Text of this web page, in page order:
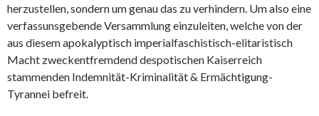
herzustellen, sondern um genau das zu verhindern. Um also eine
verfassunsgebende Versammlung einzuleiten, welche von der
aus diesem apokalyptisch imperialfaschistisch-elitaristisch
Macht zweckentfremdend despotischen Kaiserreich
stammenden Indemnität-Kriminalität & Ermächtigung-
Tyrannei befreit.